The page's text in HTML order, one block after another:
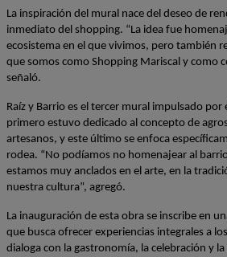
La inspiración del mural nace del deseo de
inmediato del shopping. “La idea fue
ecosistema en el que vivimos, pero también
que somos como Shopping Mariscal y como
señaló.
Raíz y Barrio es el tercer mural impulsado por
primero estuvo dedicado al concepto de
artesanos, y este último se enfoca
rodea. “No podíamos no homenajear al
estamos muy anclados en el arte, en la
nuestra cultura”, agregó.
La inauguración de esta obra se inscribe en
que busca ofrecer experiencias integrales a
dialoga con la gastronomía, la celebración y